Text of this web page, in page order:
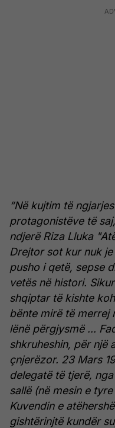
“Në kujtim të
protagonistëve të
ndjerë Riza Lluka
Drejtor sot kur nuk
pusho i qetë, sepse
vetës në histori.
shqiptar të kishte
bënte mirë të merrej
lënë përgjysmë ...
shkruheshin, për një
çnjerëzor. 23 Mars
delegatë të tjerë,
sallë (në mesin e
Kuvendin e
gishtërinjtë kundër